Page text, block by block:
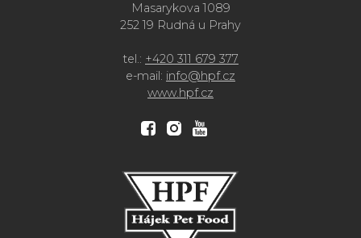
Masarykova 1089
252 19 Rudná u Prahy
tel.: +420 311 679 377
e-mail: info@hpf.cz
www.hpf.cz